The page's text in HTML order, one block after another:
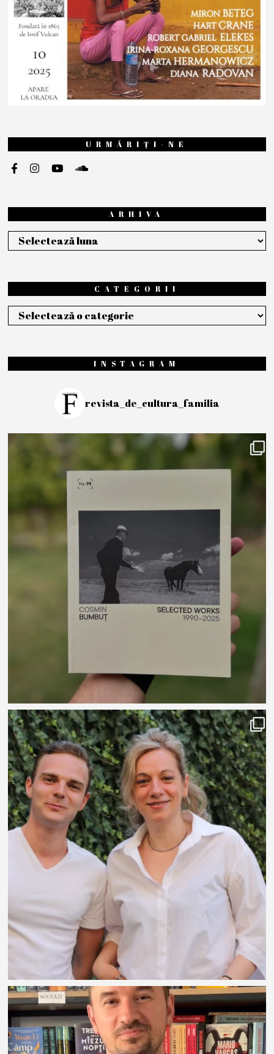
URMĂRIȚI-NE
ARHIVA
Arhiva
CATEGORII
Categorii
INSTAGRAM
revista_de_cultura_familia